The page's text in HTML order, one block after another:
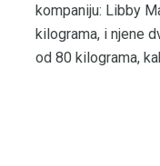
kompaniju: Libby
kilograma, i njene
od 80 kilograma,